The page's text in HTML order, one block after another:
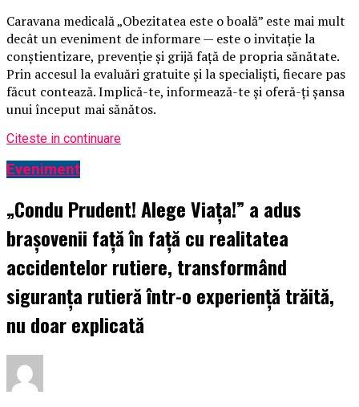
Caravana medicală „Obezitatea este o boală” este mai mult
decât un eveniment de informare — este o invitație la
conștientizare, prevenție și grijă față de propria sănătate.
Prin accesul la evaluări gratuite și la specialiști, fiecare pas
făcut contează. Implică-te, informează-te și oferă-ți șansa
unui început mai sănătos.
Citeste in continuare
Eveniment
„Condu Prudent! Alege Viața!” a adus
brașovenii față în față cu realitatea
accidentelor rutiere, transformând
siguranța rutieră într-o experiență trăită,
nu doar explicată